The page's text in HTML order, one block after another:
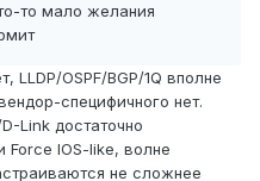
то мало желания
LLDP/OSPF/BGP/1Q вполне
специфичного нет.
Link достаточно
Force IOS-like, волне
не сложнее